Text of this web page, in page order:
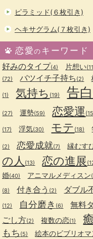
ピラミッド(６枚引き)
ヘキサグラム(７枚引き)
恋愛のキーワード
好みのタイプ(4) 片想い
(72) バツイチ子持ち (2)
(1) 気持ち (19) 告白
(27) 運勢(59) 恋愛運
(17) 浮気(30) モテ (18)
(2) 恋愛成就(7) 縁むす
の人 (13) 恋の進展
婚(40) アニマルメディスン
(8) 付き合う (2) ダブル
(12) 自分磨き (6) 無料
ごし方(2) 複数の恋(1)
もち (5) 絵本のビブリオマ